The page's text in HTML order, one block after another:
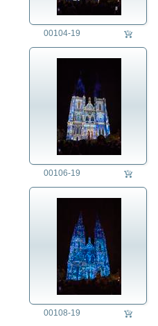
00104-19
00106-19
00108-19